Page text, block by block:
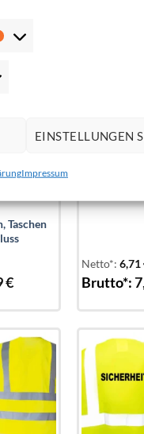
Vorlieben
EINSTELLUNGEN
Impressum
Taschen
€
Helfer-
zwei
Netto*: 6,71
Brutto*:
Add to